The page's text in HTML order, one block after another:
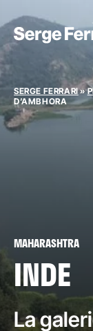
SERGE FERRARI»
D’AMBHORA
MAHARASHTRA
INDE
La